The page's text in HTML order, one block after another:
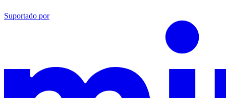
Suportado por